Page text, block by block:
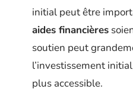
initial peut être
aides financières
soutien peut
l’investissement
plus accessible.